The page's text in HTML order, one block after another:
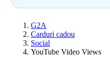
G2A
Carduri cadou
Social
YouTube Video Views